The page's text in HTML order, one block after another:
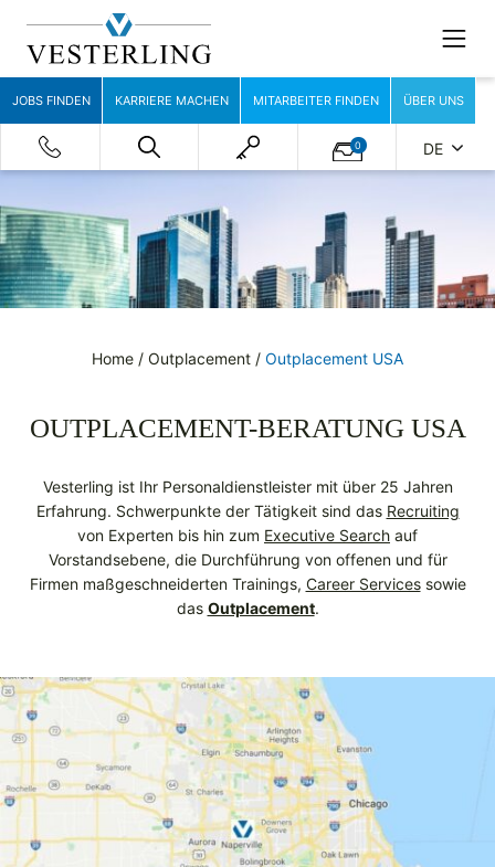
JOBS FINDEN KARRIERE MACHEN MITARBEITER FINDEN ÜBER UNS
0 DE
Home / Outplacement / Outplacement USA
OUTPLACEMENT-BERATUNG USA
Vesterling ist Ihr Personal­dienst­leister mit über 25 Jahren
Erfahrung. Schwerpunkte der Tätigkeit sind das Recruiting
von Experten bis hin zum Executive Search auf
Vorstandsebene, die Durchführung von offenen und für
Firmen maßgeschneiderten Trainings, Career Servicessowie
das Outplacement.